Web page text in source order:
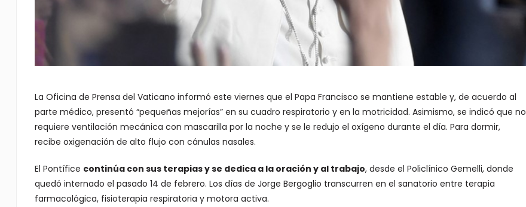
La Oficina de Prensa del Vaticano informó este viernes que el Papa Francisco se mantiene estable y, de acuerdo al
parte médico, presentó “pequeñas mejorías” en su cuadro respiratorio y en la motricidad. Asimismo, se indicó que no
requiere ventilación mecánica con mascarilla por la noche y se le redujo el oxígeno durante el día. Para dormir,
recibe oxigenación de alto flujo con cánulas nasales.
El Pontífice continúa con sus terapias y se dedica a la oración y al trabajo, desde el Policlínico Gemelli, donde
quedó internado el pasado 14 de febrero. Los días de Jorge Bergoglio transcurren en el sanatorio entre terapia
farmacológica, fisioterapia respiratoria y motora activa.